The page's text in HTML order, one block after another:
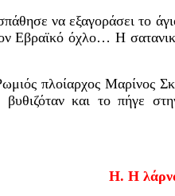
να εξαγοράσει το
Εβραϊκό όχλο… Η
πλοίαρχος Μαρίνος
βυθιζόταν και το πήγε
Η. Η